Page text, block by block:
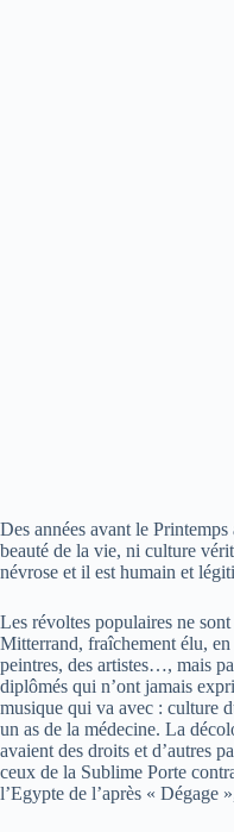
Des années avant le
beauté de la vie, ni culture
névrose et il est humain et
Les révoltes populaires ne
Mitterrand, fraîchement élu,
peintres, des artistes…, mais
diplômés qui n’ont jamais
musique qui va avec : culture
un as de la médecine. La
avaient des droits et d’autres
ceux de la Sublime Porte
l’Egypte de l’après « Dégage